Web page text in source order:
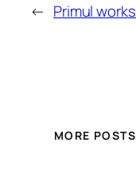
← Primul
MORE POSTS